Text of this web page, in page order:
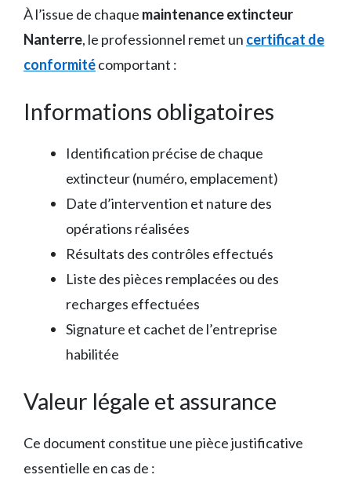
À l’issue de chaque maintenance extincteur
Nanterre, le professionnel remet un certificat de
conformitécomportant :
Informations obligatoires
Identification précise de chaque
extincteur (numéro, emplacement)
Date d’intervention et nature des
opérations réalisées
Résultats des contrôles effectués
Liste des pièces remplacées ou des
recharges effectuées
Signature et cachet de l’entreprise
habilitée
Valeur légale et assurance
Ce document constitue une pièce justificative
essentielle en cas de :